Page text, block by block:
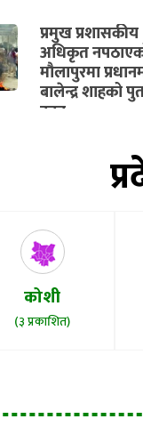
प्रमुख प्रशासकीय
अधिकृत
मौलापुरमा
बालेन्द्र शाहको
दहन
कोशी
(३ प्रकाशित)